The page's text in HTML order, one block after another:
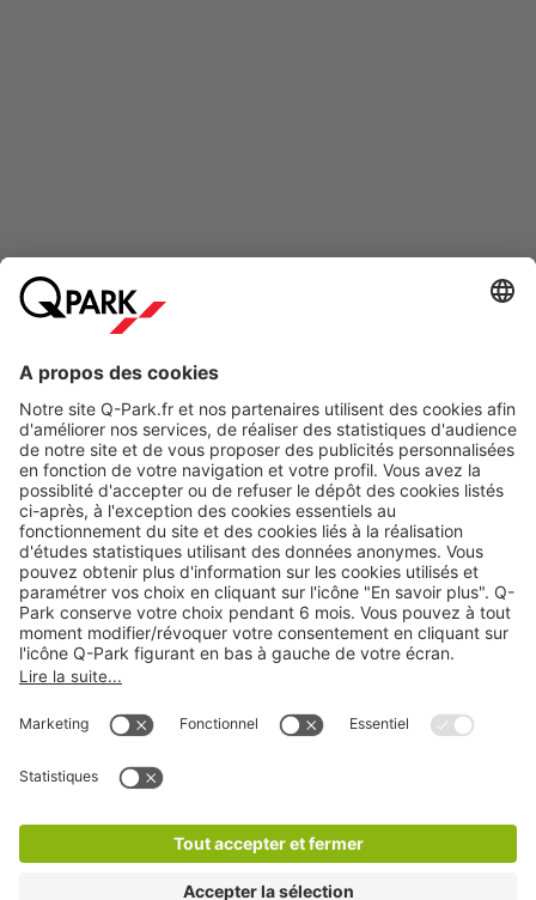
A propos
Nos produits
Nos services